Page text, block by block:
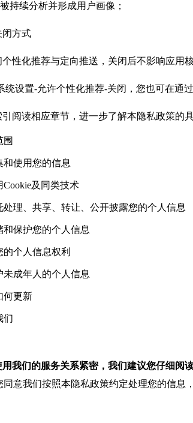
持续分析并形成用户画像；
闭方式
性化推荐与定向推送，关闭后不影响应用
统设置-允许个性化推荐-关闭，您也可在通
阅读相应章节，进一步了解本隐私政策的具
围
和使用您的信息
及同类技术
处理、共享、转让、公开披露您的个人信息
和保护您的个人信息
个人信息权利
成年人的个人信息
何更新
们
我们的服务关系紧密，我们建议您仔细阅
意我们按照本隐私政策约定处理您的信息